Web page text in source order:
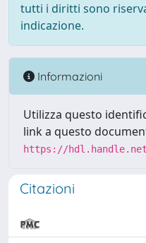
tutti i diritti sono
indicazione.
Informazioni
Utilizza questo
link a questo
https://hdl.handle.net/
Citazioni